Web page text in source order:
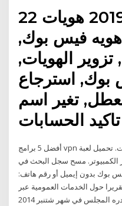
22 آب (أغسطس) 2019 هويات
هويه فيس بوك,
الهويات,
بوك, استرجاع
تغير اسم
أفضل 5 برامج vpn لعام 2019 لدخول آمن على الإنترنت. تحميل لعبة
على جهاز الكمبيوتر. مسح سجل البحث في
بوك بدون إيميل أو رقم هاتف:
حول الخدمات العمومية عبر
الإنترنيت، وذلك بعد التقرير الذي أصدره المجلس في شهر شتنبر 2014